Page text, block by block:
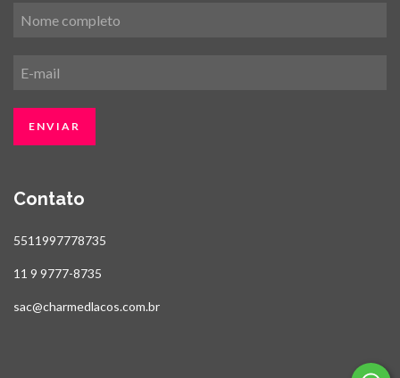
Contato
5511997778735
11 9 9777-8735
sac@charmedlacos.com.br